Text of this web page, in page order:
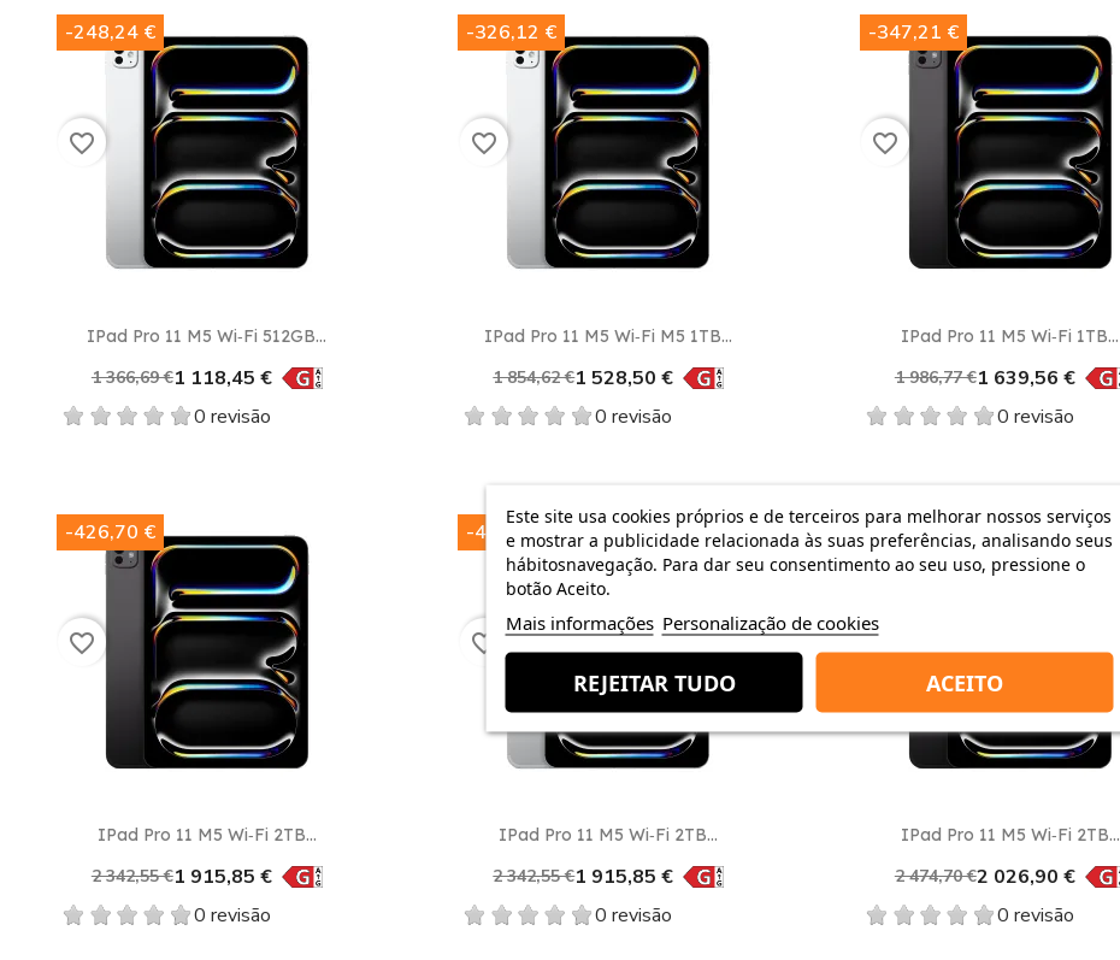
Vista rápida
IPad Pro 11 M5 Wi‑Fi 512GB...
1 366,69 €1 118,45 €
0 revisão
-248,24 €
favorite_border
Vista rápida
IPad Pro 11 M5 Wi‑Fi M5 1TB...
1 854,62 €1 528,50 €
0 revisão
-326,12 €
favorite_border
Vista rápida
IPad Pro 11 M5 Wi‑Fi 1TB...
1 986,77 €1 639,56 €
0 revisão
-347,21 €
favorite_border
Vista rápida
IPad Pro 11 M5 Wi‑Fi 2TB...
2 342,55 €1 915,85 €
0 revisão
-426,70 €
favorite_border
Vista rápida
IPad Pro 11 M5 Wi‑Fi 2TB...
2 342,55 €1 915,85 €
0 revisão
-426,70 €
favorite_border
Vista rápida
IPad Pro 11 M5 Wi‑Fi 2TB...
2 474,70 €2 026,90 €
0 revisão
-447,80 €
favorite_border
Este site usa cookies próprios e de terceiros para melhorar nossos serviços
e mostrar a publicidade relacionada às suas preferências, analisando seus
hábitosnavegação. Para dar seu consentimento ao seu uso, pressione o
botão Aceito.
Mais informações Personalização de cookies
REJEITAR TUDO ACEITO